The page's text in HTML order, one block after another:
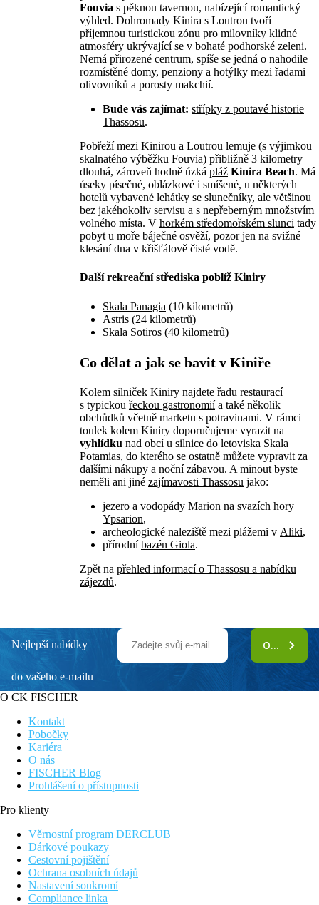
Fouvia s pěknou tavernou, nabízející romantický
výhled. Dohromady Kinira s Loutrou tvoří
příjemnou turistickou zónu pro milovníky klidné
atmosféry ukrývající se v bohaté podhorské zeleni.
Nemá přirozené centrum, spíše se jedná o nahodile
rozmístěné domy, penziony a hotýlky mezi řadami
olivovníků a porosty makchií.
Bude vás zajímat: střípky z poutavé historie
Thassosu.
Pobřeží mezi Kinirou a Loutrou lemuje (s výjimkou
skalnatého výběžku Fouvia) přibližně 3 kilometry
dlouhá, zároveň hodně úzká pláž Kinira Beach. Má
úseky písečné, oblázkové i smíšené, u některých
hotelů vybavené lehátky se slunečníky, ale většinou
bez jakéhokoliv servisu a s nepřeberným množstvím
volného místa. V horkém středomořském slunci tady
pobyt u moře báječné osvěží, pozor jen na svižné
klesání dna v křišťálově čisté vodě.
Další rekreační střediska poblíž Kiniry
Skala Panagia (10 kilometrů)
Astris (24 kilometrů)
Skala Sotiros (40 kilometrů)
Co dělat a jak se bavit v Kiniře
Kolem silniček Kiniry najdete řadu restaurací
s typickou řeckou gastronomiía také několik
obchůdků včetně marketu s potravinami. V rámci
toulek kolem Kiniry doporučujeme vyrazit na
vyhlídku nad obcí u silnice do letoviska Skala
Potamias, do kterého se ostatně můžete vypravit za
dalšími nákupy a noční zábavou. A minout byste
neměli ani jiné zajímavosti Thassosu jako:
jezero a vodopády Marion na svazích hory
Ypsarion,
archeologické naleziště mezi plážemi v Aliki,
přírodníbazén Giola.
Zpět na přehled informací o Thassosu a nabídku
zájezdů.
Nejlepší nabídky
do vašeho e-mailu
ODEBÍRAT
O CK FISCHER
Kontakt
Pobočky
Kariéra
O nás
FISCHER Blog
Prohlášení o přístupnosti
Pro klienty
Věrnostní program DERCLUB
Dárkové poukazy
Cestovní pojištění
Ochrana osobních údajů
Nastavení soukromí
Compliance linka